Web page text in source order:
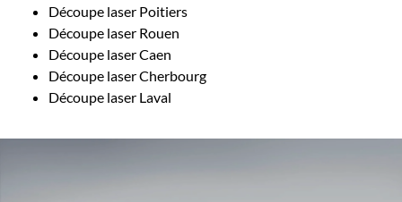
Découpe laser Poitiers
Découpe laser Rouen
Découpe laser Caen
Découpe laser Cherbourg
Découpe laser Laval